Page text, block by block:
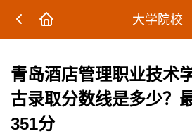
大学院校
青岛酒店管理职业技术
古录取分数线是多少？
351分